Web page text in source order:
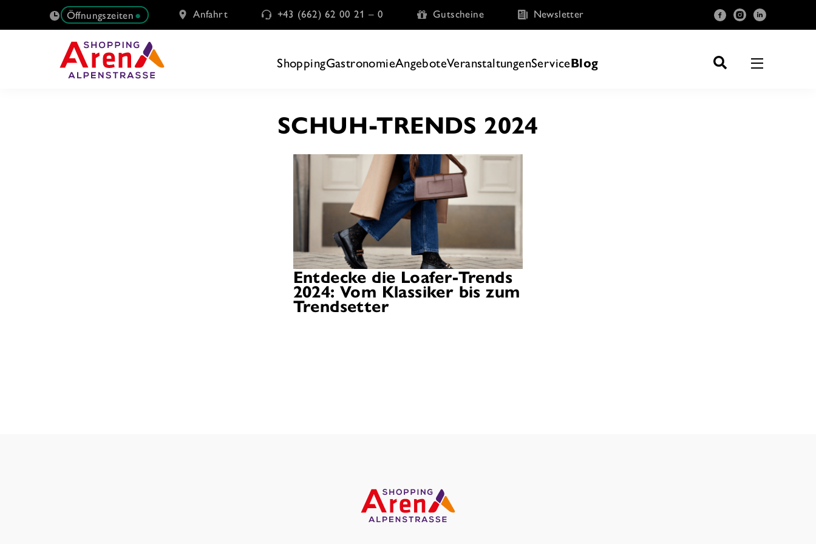
Öffnungszeiten Anfahrt +43 (662) 62 00 21 – 0 Gutscheine Newsletter
ShoppingGastronomieAngeboteVeranstaltungenServiceBlog
SCHUH-TRENDS 2024
Entdecke die Loafer-Trends
2024: Vom Klassiker bis zum
Trendsetter